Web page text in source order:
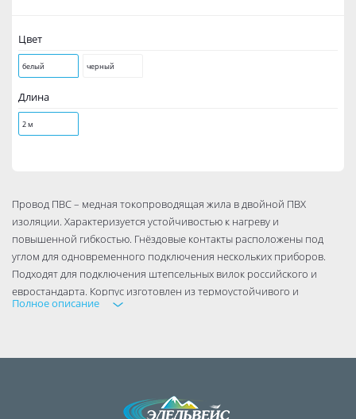
Цвет
белый черный
Длина
2 м
Провод ПВС – медная токопроводящая жила в двойной ПВХ
изоляции. Характеризуется устойчивостью к нагреву и
повышенной гибкостью. Гнёздовые контакты расположены под
углом для одновременного подключения нескольких приборов.
Подходят для подключения штепсельных вилок российского и
евростандарта. Корпус изготовлен из термоустойчивого и
ударопрочного пластика. Контактная группа изготовлена из
приборов. Заменим любой удлинитель или разветвитель «ФОТОН»,
от характера неисправности и без дополнительных
подтверждений (гарантийного талона, печати продавца, экспертиз
Полное описание